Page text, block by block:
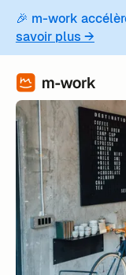
🎉 m-work
savoir plus →